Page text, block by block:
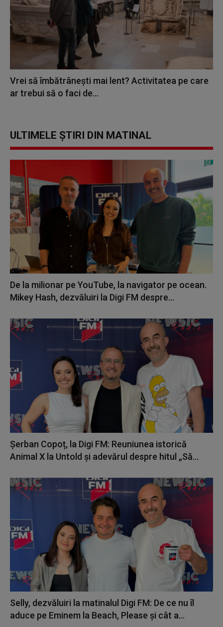
Vrei să îmbătrânești mai lent? Activitatea pe care
ar trebui să o faci de...
ULTIMELE ȘTIRI DIN MATINAL
De la milionar pe YouTube, la navigator pe ocean.
Mikey Hash, dezvăluiri la Digi FM despre...
Șerban Copoț, la Digi FM: Reuniunea istorică
Animal X la Untold și adevărul despre hitul „Să...
Selly, dezvăluiri la matinalul Digi FM: De ce nu îl
aduce pe Eminem la Beach, Please și cât a...